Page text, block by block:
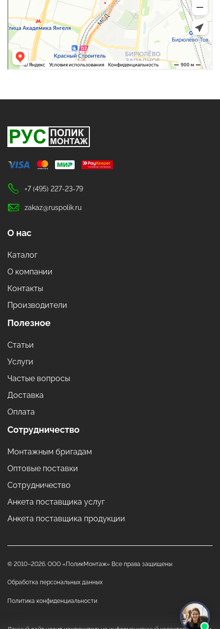
+7 (495) 227-23-79
zakaz@ruspolik.ru
О нас
Каталог
О компании
Контакты
Производители
Полезное
Статьи
Услуги
Частые вопросы
Доставка
Оплата
Сотрудничество
Монтажным бригадам
Оптовые поставки
Сотрудничество
Анкета поставщика услуг
Анкета поставщика продукции
© 2010–2026. ООО «ПоликМонтаж» Все права защищены
Обработка персональных данных
Политика конфиденциальности